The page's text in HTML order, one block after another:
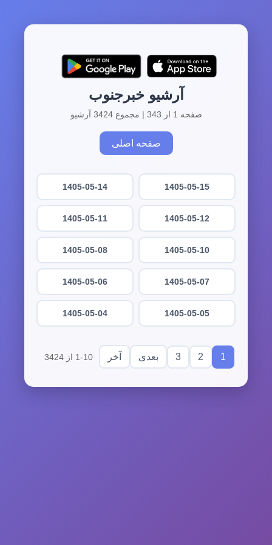
آرشیو خبرجنوب
صفحه 1 از 343 | مجموع 3424 آرشیو
صفحه اصلی
1405-05-15
1405-05-14
1405-05-12
1405-05-11
1405-05-10
1405-05-08
1405-05-07
1405-05-06
1405-05-05
1405-05-04
1
2
3 بعدی آخر 1-10 از 3424